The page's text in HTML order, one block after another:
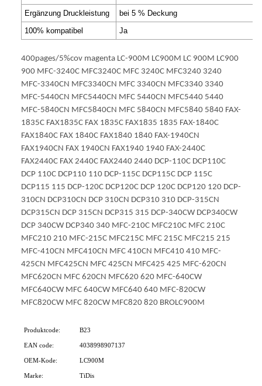
Ergänzung Druckleistung
bei 5 % Deckung
100% kompatibel
Ja
400pages/5%cov magenta LC-900M LC900M LC 900M LC900
900 MFC-3240C MFC3240C MFC 3240C MFC3240 3240
MFC-3340CN MFC3340CN MFC 3340CN MFC3340 3340
MFC-5440CN MFC5440CN MFC 5440CN MFC5440 5440
MFC-5840CN MFC5840CN MFC 5840CN MFC5840 5840 FAX-
1835C FAX1835C FAX 1835C FAX1835 1835 FAX-1840C
FAX1840C FAX 1840C FAX1840 1840 FAX-1940CN
FAX1940CN FAX 1940CN FAX1940 1940 FAX-2440C
FAX2440C FAX 2440C FAX2440 2440 DCP-110C DCP110C
DCP 110C DCP110 110 DCP-115C DCP115C DCP 115C
DCP115 115 DCP-120C DCP120C DCP 120C DCP120 120 DCP-
310CN DCP310CN DCP 310CN DCP310 310 DCP-315CN
DCP315CN DCP 315CN DCP315 315 DCP-340CW DCP340CW
DCP 340CW DCP340 340 MFC-210C MFC210C MFC 210C
MFC210 210 MFC-215C MFC215C MFC 215C MFC215 215
MFC-410CN MFC410CN MFC 410CN MFC410 410 MFC-
425CN MFC425CN MFC 425CN MFC425 425 MFC-620CN
MFC620CN MFC 620CN MFC620 620 MFC-640CW
MFC640CW MFC 640CW MFC640 640 MFC-820CW
MFC820CW MFC 820CW MFC820 820 BROLC900M
Produktcode: B23
EAN code: 4038998907137
OEM-Kode: LC900M
Marke: TiDis